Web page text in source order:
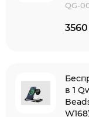
QG-
3560
в 1